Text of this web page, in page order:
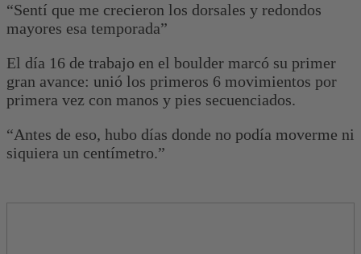
“Sentí que me crecieron los dorsales y redondos
mayores esa temporada”
El día 16 de trabajo en el boulder marcó su primer
gran avance: unió los primeros 6 movimientos por
primera vez con manos y pies secuenciados.
“Antes de eso, hubo días donde no podía moverme ni
siquiera un centímetro.”